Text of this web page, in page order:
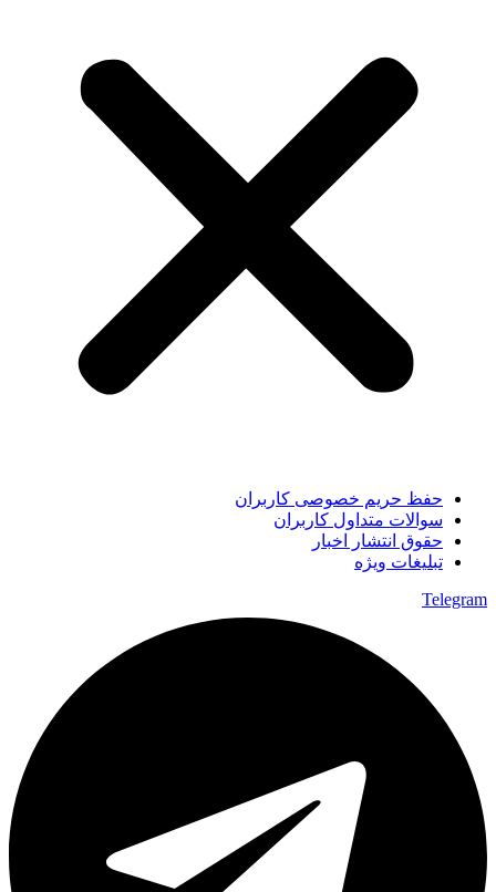
حفظ حریم خصوصی کاربران
سوالات متداول کاربران
حقوق انتشار اخبار
تبلیغات ویژه
Telegram